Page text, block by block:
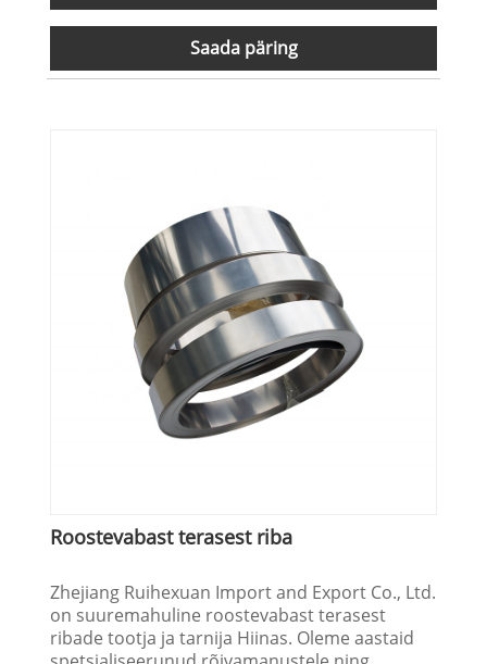
Saada päring
Roostevabast terasest riba
Zhejiang Ruihexuan Import and Export Co., Ltd.
on suuremahuline roostevabast terasest
ribade tootja ja tarnija Hiinas. Oleme aastaid